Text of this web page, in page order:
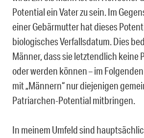
Potential ein Vater zu sein. Im
einer Gebärmutter hat dieses
biologisches Verfallsdatum. Dies
Männer, dass sie letztendlich keine
oder werden können – im
mit „Männern“ nur diejenigen
Patriarchen-Potential mitbringen.
In meinem Umfeld sind